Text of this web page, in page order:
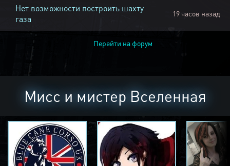
Нет возможности построить шахту
газа
19 часов назад
Перейти на форум
Мисс и мистер Вселенная